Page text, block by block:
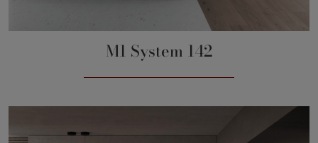
M1 System 142